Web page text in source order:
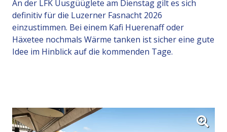
An der LFK Uusgüüglete am Dienstag gilt es sich
definitiv für die Luzerner Fasnacht 2026
einzustimmen. Bei einem Kafi Huerenaff oder
Häxetee nochmals Wärme tanken ist sicher eine gute
Idee im Hinblick auf die kommenden Tage.